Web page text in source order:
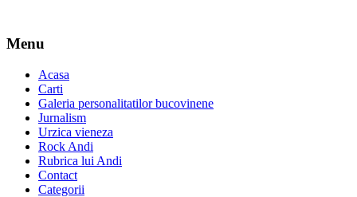
Menu
Acasa
Carti
Galeria personalitatilor bucovinene
Jurnalism
Urzica vieneza
Rock Andi
Rubrica lui Andi
Contact
Categorii